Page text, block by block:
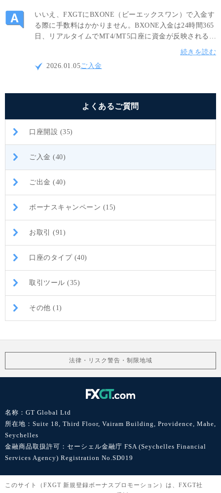
いいえ、FXGTにBXONE（ビーエックスワン）で入金す
る際に手数料はかかりません。BXONE入金は24時間365
日、リアルタイムでMT4/MT5口座に資金が反映されるた
め、迅速な入金が可能です。尚、BXONEウォレットに
資金を入金する際には振込手数料等が必要になる場合が
ございますのでご注意ください。
続きを読む
2026.01.05ご入金
よくあるご質問
口座開設 (35)
ご入金 (40)
ご出金 (40)
ボーナスキャンペーン (15)
お取引 (91)
口座のタイプ (40)
取引ツール (35)
その他 (1)
法律・リスク警告・制限地域
名称：GT Global Ltd
所在地：Suite 18, Third Floor, Vairam Building, Providence, Mahe,
Seychelles
金融商品取扱許可：セーシェル金融庁 FSA (Seychelles Financial
Services Agency) Registration No.SD019
このサイト（FXGT 新規登録ボーナスプロモーション）は、FXGT社